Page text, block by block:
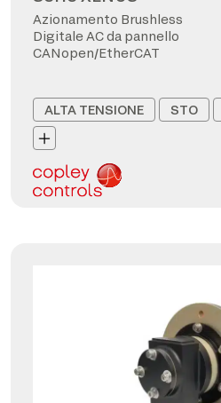
Azionamento Brushless
Digitale AC da pannello
CANopen/EtherCAT
ALTA TENSIONE STO